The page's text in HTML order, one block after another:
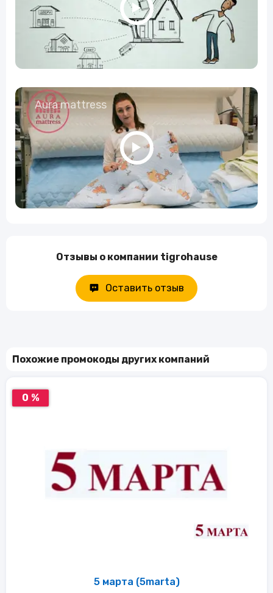
Aura mattress
Отзывы о компании tigrohause
Оставить отзыв
Похожие промокоды других компаний
0 %
5 марта (5marta)